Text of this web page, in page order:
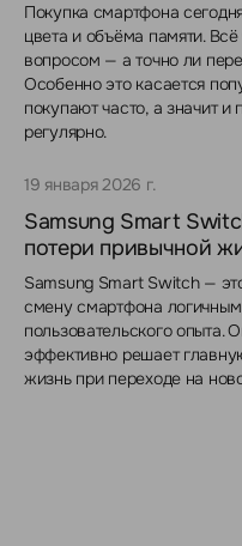
Покупка смартфона
цвета и объёма памяти.
вопросом — а точно ли
Особенно это касается
покупают часто, а значит
регулярно.
19 января 2026 г.
Samsung Smart
потери привычной
Samsung Smart Switch —
смену смартфона
пользовательского
эффективно решает
жизнь при переходе на